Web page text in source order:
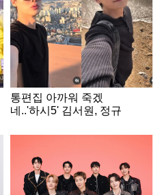
통편집 아까워 죽겠
네..'하시5' 김서원, 정규
얼